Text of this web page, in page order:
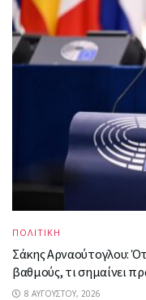
ΠΟΛΙΤΙΚΗ
Σάκης Αρναούτογλου:
βαθμούς, τι σημαίνει
8 ΑΥΓΟΎΣΤΟΥ, 2026